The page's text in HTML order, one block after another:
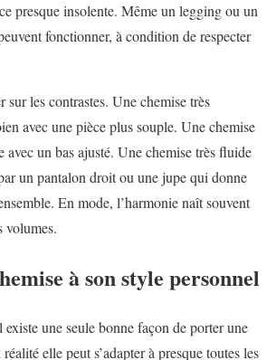
presque insolente. Même un legging ou un
fonctionner, à condition de respecter
sur les contrastes. Une chemise très
avec une pièce plus souple. Une chemise
avec un bas ajusté. Une chemise très fluide
un pantalon droit ou une jupe qui donne
En mode, l’harmonie naît souvent
volumes.
à son style personnel
une seule bonne façon de porter une
elle peut s’adapter à presque toutes les